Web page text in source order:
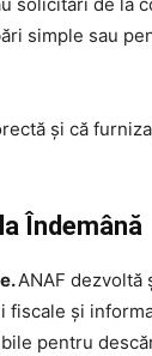
simple sau
și că
Îndemână
ANAF dezvoltă
și
pentru